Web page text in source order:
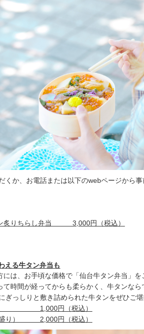
くか、お電話または以下のwebページから事
炙りちらし弁当 3,000円（税込）
える牛タン弁当も
には、お手頃な価格で「仙台牛タン弁当」を
て時間が経ってからも柔らかく、牛タンな
ぎっしりと敷き詰められた牛タンをぜひご堪
1,000円（税込）
盛り） 2,000円（税込）